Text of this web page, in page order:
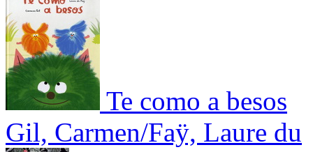
Te como a besos
Gil, Carmen/Faÿ, Laure du